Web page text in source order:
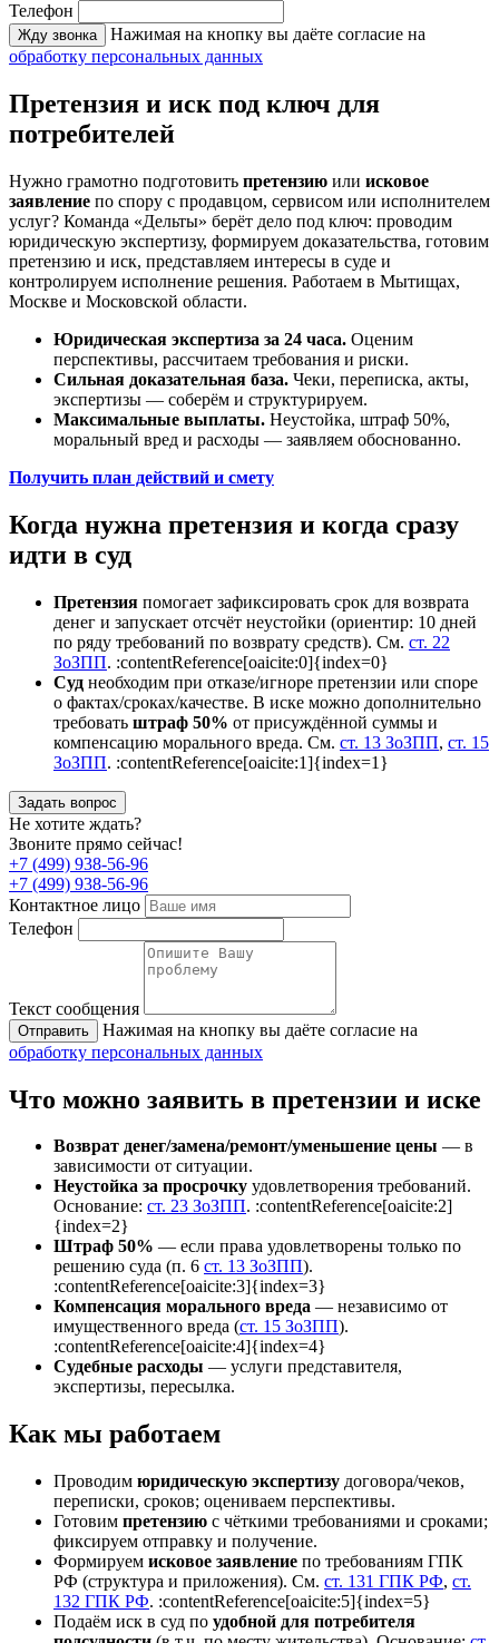
Телефон
Жду звонка
Нажимая на кнопку вы даёте согласие на
обработку персональных данных
Претензия и иск под ключ для
потребителей
Нужно грамотно подготовить претензию или исковое
заявление по спору с продавцом, сервисом или исполнителем
услуг? Команда «Дельты» берёт дело под ключ: проводим
юридическую экспертизу, формируем доказательства, готовим
претензию и иск, представляем интересы в суде и
контролируем исполнение решения. Работаем в Мытищах,
Москве и Московской области.
Юридическая экспертиза за 24 часа. Оценим
перспективы, рассчитаем требования и риски.
Сильная доказательная база. Чеки, переписка, акты,
экспертизы — соберём и структурируем.
Максимальные выплаты. Неустойка, штраф 50%,
моральный вред и расходы — заявляем обоснованно.
Получить план действий и смету
Когда нужна претензия и когда сразу
идти в суд
Претензия помогает зафиксировать срок для возврата
денег и запускает отсчёт неустойки (ориентир: 10 дней
по ряду требований по возврату средств). См. ст. 22
ЗоЗПП. :contentReference[oaicite:0]{index=0}
Суд необходим при отказе/игноре претензии или споре
о фактах/сроках/качестве. В иске можно дополнительно
требовать штраф 50% от присуждённой суммы и
компенсацию морального вреда. См. ст. 13 ЗоЗПП, ст. 15
ЗоЗПП. :contentReference[oaicite:1]{index=1}
Задать вопрос
Не хотите ждать?
Звоните прямо сейчас!
+7 (499) 938-56-96
+7 (499) 938-56-96
Контактное лицо
Телефон
Текст сообщения
Отправить
Нажимая на кнопку вы даёте согласие на
обработку персональных данных
Что можно заявить в претензии и иске
Возврат денег/замена/ремонт/уменьшение цены — в
зависимости от ситуации.
Неустойка за просрочку удовлетворения требований.
Основание: ст. 23 ЗоЗПП. :contentReference[oaicite:2]
{index=2}
Штраф 50% — если права удовлетворены только по
решению суда (п. 6 ст. 13 ЗоЗПП).
:contentReference[oaicite:3]{index=3}
Компенсация морального вреда — независимо от
имущественного вреда (ст. 15 ЗоЗПП).
:contentReference[oaicite:4]{index=4}
Судебные расходы — услуги представителя,
экспертизы, пересылка.
Как мы работаем
Проводим юридическую экспертизу договора/чеков,
переписки, сроков; оцениваем перспективы.
Готовим претензию с чёткими требованиями и сроками;
фиксируем отправку и получение.
Формируем исковое заявление по требованиям ГПК
РФ (структура и приложения). См. ст. 131 ГПК РФ, ст.
132 ГПК РФ. :contentReference[oaicite:5]{index=5}
Подаём иск в суд по удобной для потребителя